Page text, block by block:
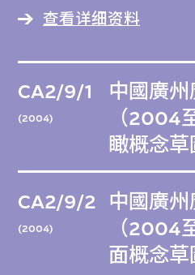
查看详细资料
CA2/9/1
(2004)
中國廣
（2004
瞰概念草
CA2/9/2
(2004)
中國廣
（2004
面概念草